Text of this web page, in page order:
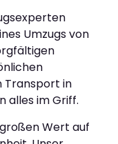
Umzugs von
Transport in
alles im Griff.
Wert auf